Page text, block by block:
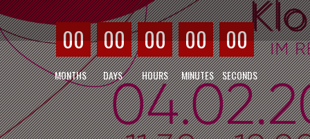
00 00 00 00 00
MONTHS DAYS HOURS MINUTES SECONDS